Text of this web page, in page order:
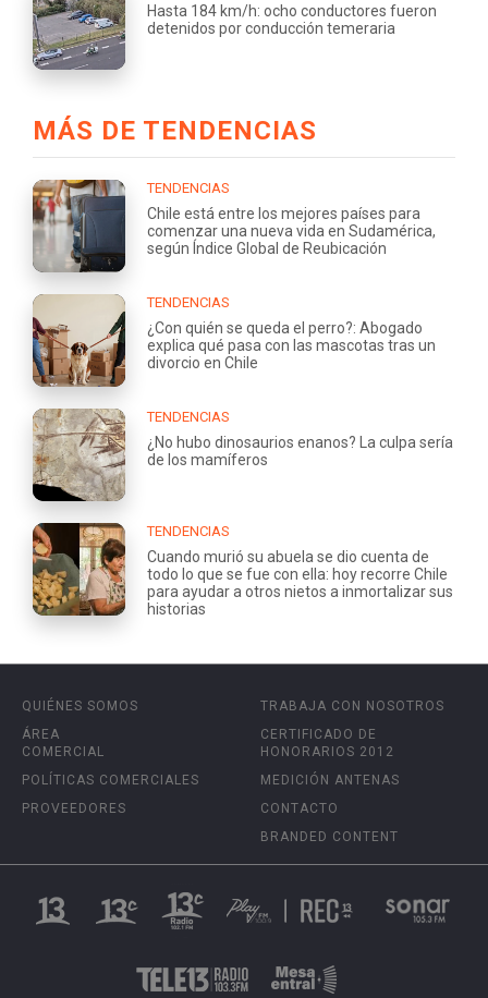
Hasta 184 km/h: ocho conductores fueron
detenidos por conducción temeraria
MÁS DE TENDENCIAS
TENDENCIAS
Chile está entre los mejores países para
comenzar una nueva vida en Sudamérica,
según Índice Global de Reubicación
TENDENCIAS
¿Con quién se queda el perro?: Abogado
explica qué pasa con las mascotas tras un
divorcio en Chile
TENDENCIAS
¿No hubo dinosaurios enanos? La culpa sería
de los mamíferos
TENDENCIAS
Cuando murió su abuela se dio cuenta de
todo lo que se fue con ella: hoy recorre Chile
para ayudar a otros nietos a inmortalizar sus
historias
QUIÉNES SOMOS
ÁREA
COMERCIAL
POLÍTICAS COMERCIALES
PROVEEDORES
TRABAJA CON NOSOTROS
CERTIFICADO DE
HONORARIOS 2012
MEDICIÓN ANTENAS
CONTACTO
BRANDED CONTENT